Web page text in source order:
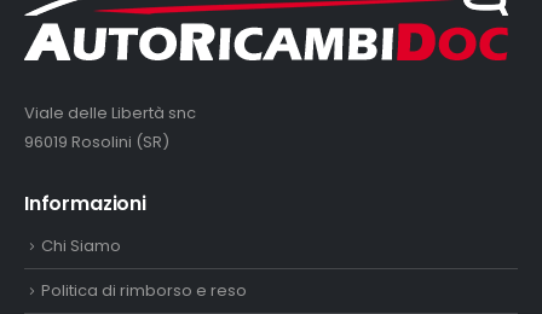
Viale delle Libertà snc
96019 Rosolini (SR)
Informazioni
Chi Siamo
Politica di rimborso e reso